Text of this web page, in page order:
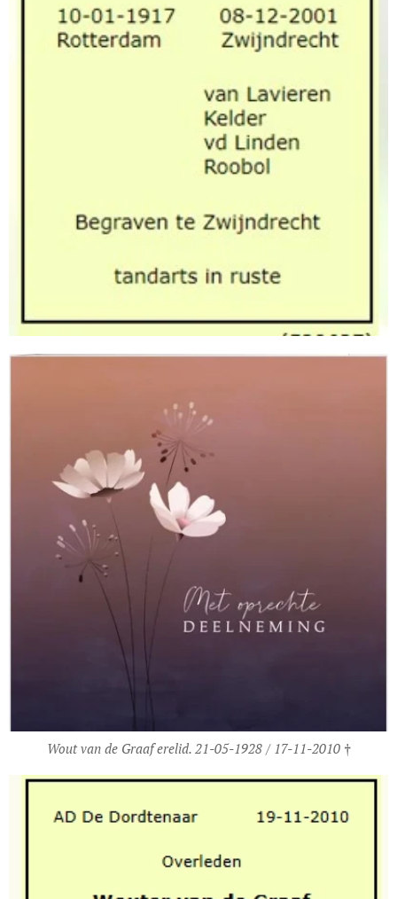
Wout van de Graaf erelid. 21-05-1928 / 17-11-2010 †